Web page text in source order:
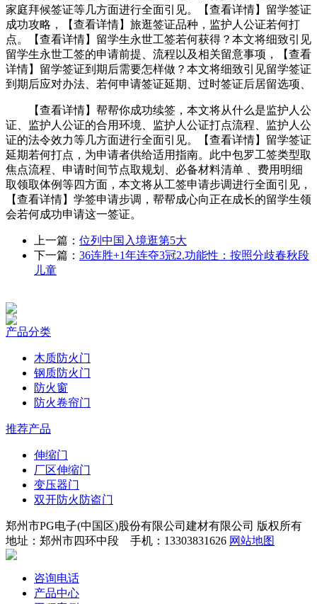
家庭拜候签证等几方面进行全面引见。【查看详情】留学签证
成功攻略，【查看详情】旅逛签证品种，监护人公证若何打
点。【查看详情】留学生永世工签若何获得？本文将细致引见
留学生永世工签的申请前提、流程以及相关留意事项，【查看
详情】留学签证到期后需要怎样做？本文将细致引见留学签证
到期后应对办法、若何申请签证延期、过时签证后居留选项、
【查看详情】帮帮你成功续签，本文将从什么是监护人公
证、监护人公证的合用环境、监护人公证打点流程、监护人公
证的法令效力等几方面进行全面引见。【查看详情】留学签证
延期若何打点，为申请者供给适用指南。此中包罗工签类型取
焦点流程、申请时间节点取规划、必备材料清单 、费用明细
取领取体例等四方面，本文将从工签申请步调进行全面引见，
【查看详情】学签申请步调，帮帮成心向正在成长的留学生领
会若何成功申请这一签证。
上一篇： 位列中国入境逛第5大
下一篇： 36连胜+1年连夺3冠2.功能性：按照分歧春秋段
儿童
产品分类
木质防火门
钢质防火门
防火窗
防火卷帘门
推荐产品
伸缩门
厂区伸缩门
变压器门
双开防火防盗门
郑州市PG电子(中国区)股份有限公司建材有限公司 版权所有
地址：郑州市四环中段 手机：13303831626 网站地图
咨询电话
产品中心